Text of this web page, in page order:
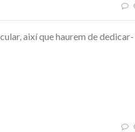
així que haurem de dedicar-